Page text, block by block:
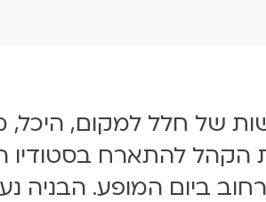
של חלל למקום,
להתארח בסטודיו
ביום המופע. הבניה